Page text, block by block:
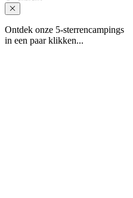
Ontdek onze 5-sterrencampings
in een paar klikken...